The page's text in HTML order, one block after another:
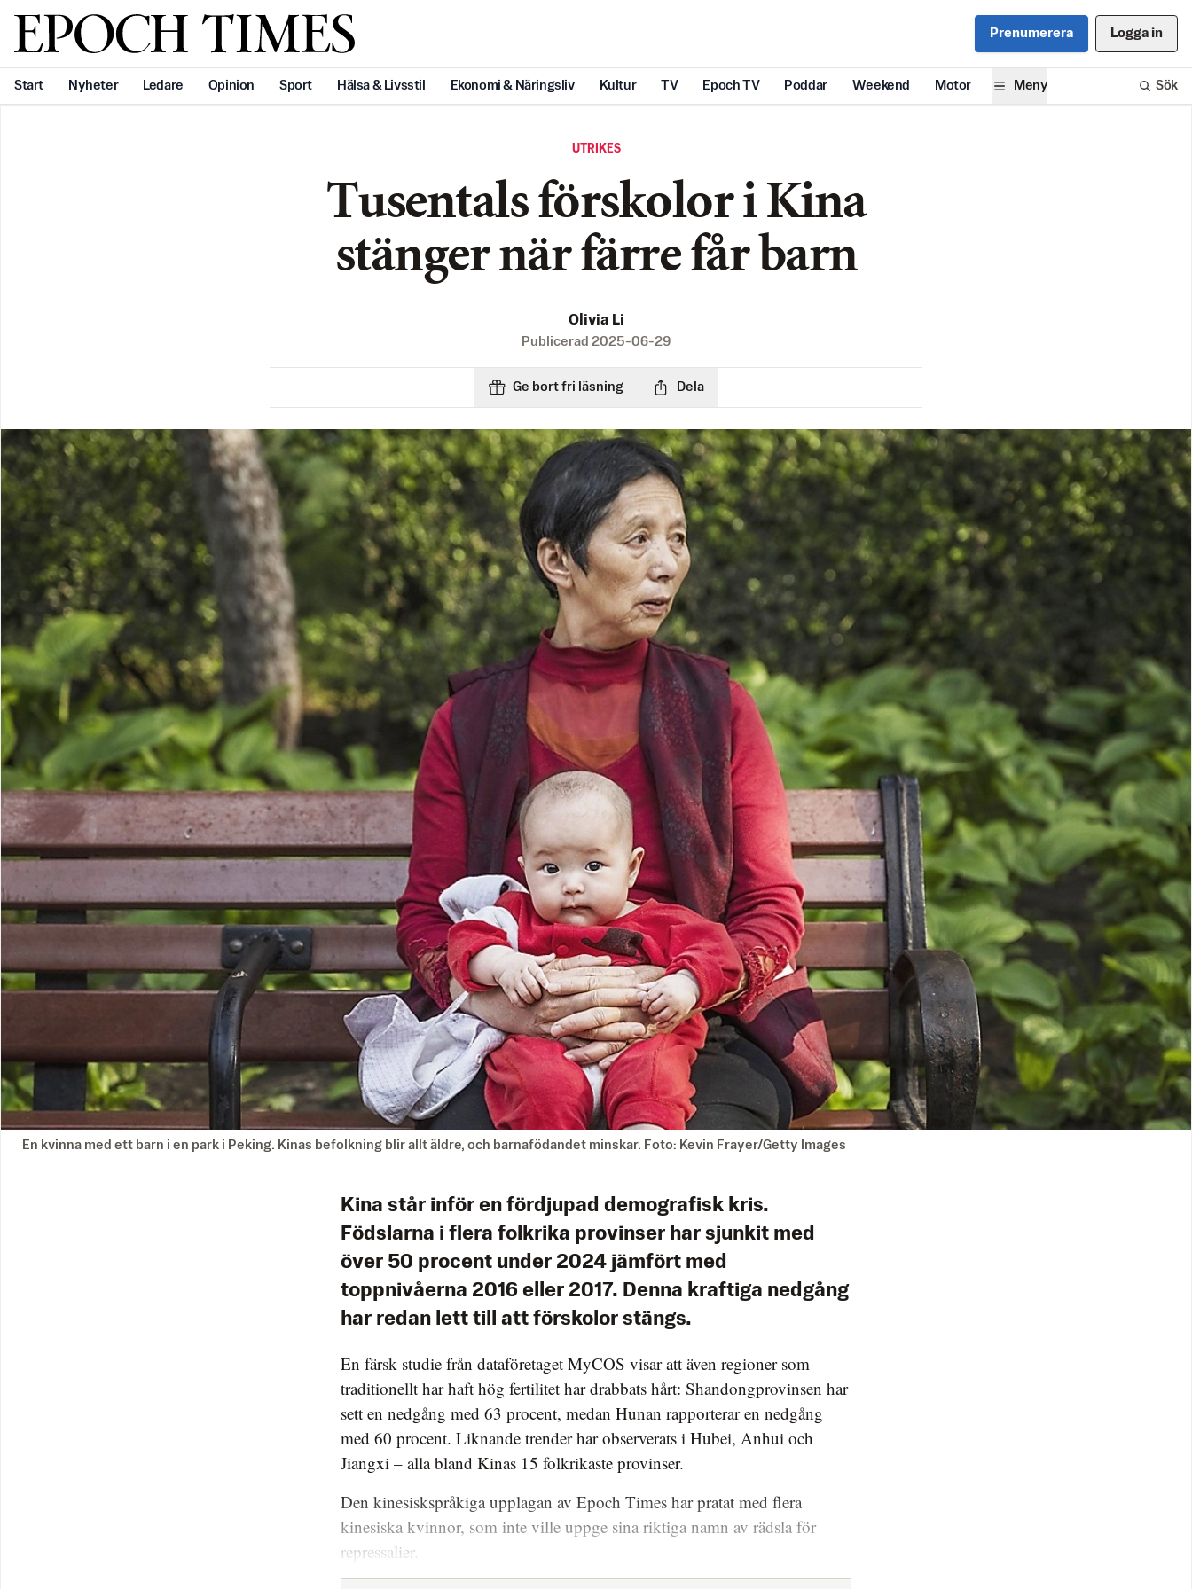
Svenska Epoch Times Prenumerera Logga in
Start Nyheter Ledare Opinion Sport Hälsa & Livsstil Ekonomi & Näringsliv Kultur TV Epoch TV Poddar Weekend Motor Meny Sök
UTRIKES
Tusentals förskolor i Kina
stänger när färre får barn
Olivia Li
Publicerad 2025-06-29
Ge bort fri läsning Dela
En kvinna med ett barn i en park i Peking. Kinas befolkning blir allt äldre, och barnafödandet minskar. Foto: Kevin Frayer/Getty Images
Kina står inför en fördjupad demografisk kris.
Födslarna i flera folkrika provinser har sjunkit med
över 50 procent under 2024 jämfört med
toppnivåerna 2016 eller 2017. Denna kraftiga nedgång
har redan lett till att förskolor stängs.
En färsk studie från dataföretaget MyCOS visar att även regioner som
traditionellt har haft hög fertilitet har drabbats hårt: Shandongprovinsen har
sett en nedgång med 63 procent, medan Hunan rapporterar en nedgång
med 60 procent. Liknande trender har observerats i Hubei, Anhui och
Jiangxi – alla bland Kinas 15 folkrikaste provinser.
Den kinesiskspråkiga upplagan av Epoch Times har pratat med flera
kinesiska kvinnor, som inte ville uppge sina riktiga namn av rädsla för
repressalier.